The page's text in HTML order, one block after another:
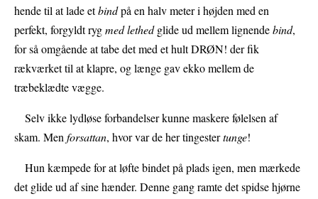
hende til at lade etbindpå en halv meter i højden med en
perfekt, forgyldt rygmed lethedglide ud mellem lignendebind,
for så omgående at tabe det med et hult DRØN! der fik
rækværket til at klapre, og længe gav ekko mellem de
træbeklædte vægge.
Selv ikke lydløse forbandelser kunne maskere følelsen af
skam. Menforsattan, hvor var de her tingestertunge!
Hun kæmpede for at løfte bindet på plads igen, men mærkede
det glide ud af sine hænder. Denne gang ramte det spidse hjørne